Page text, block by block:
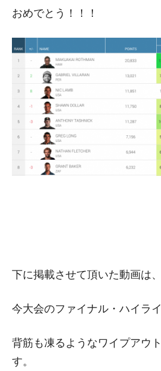
おめでとう！！！
下に掲載させて頂いた動画は、
今大会のファイナル・ハイラ
背筋も凍るようなワイプアウ
す。